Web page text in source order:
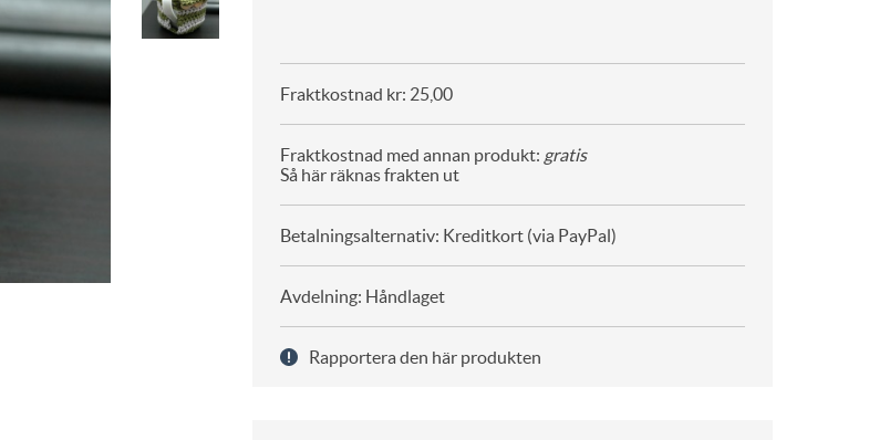
Fraktkostnad kr: 25,00
Fraktkostnad med annan produkt: gratis
Så här räknas frakten ut
Betalningsalternativ: Kreditkort (via PayPal)
Avdelning: Håndlaget
Rapportera den här produkten